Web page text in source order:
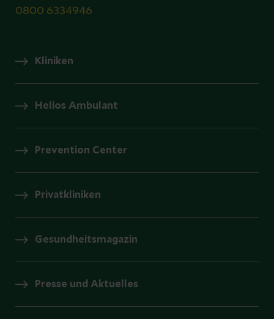
0800 6334946
Kliniken
Helios Ambulant
Prevention Center
Privatkliniken
Gesundheitsmagazin
Presse und Aktuelles